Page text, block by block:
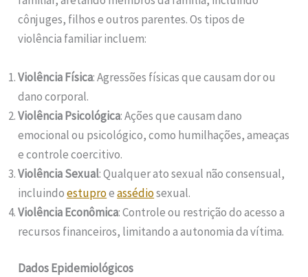
cônjuges, filhos e outros parentes. Os tipos de
violência familiar incluem:
Violência Física: Agressões físicas que causam dor ou
dano corporal.
Violência Psicológica: Ações que causam dano
emocional ou psicológico, como humilhações, ameaças
e controle coercitivo.
Violência Sexual: Qualquer ato sexual não consensual,
incluindoestuproeassédiosexual.
Violência Econômica: Controle ou restrição do acesso a
recursos financeiros, limitando a autonomia da vítima.
Dados Epidemiológicos